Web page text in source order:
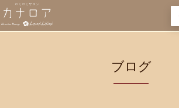
ブログ